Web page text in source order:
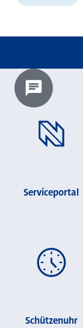
Chatbot laden?
Serviceportal
Schützenuhr